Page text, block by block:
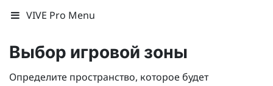
VIVE Pro Menu
Выбор игровой зоны
Определите пространство, которое будет